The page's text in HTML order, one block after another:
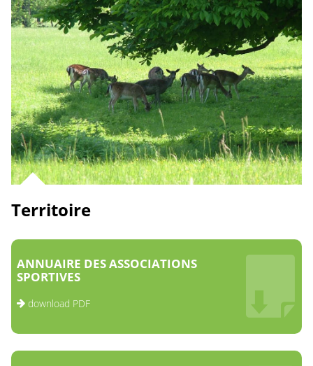
Territoire
ANNUAIRE DES ASSOCIATIONS
SPORTIVES
download PDF